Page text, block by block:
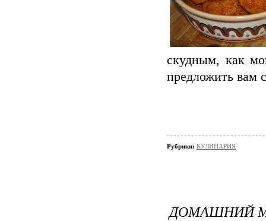
скудным, как
предложить вам
Рубрики: КУЛИНАРИЯ
ДОМАШНИЙ